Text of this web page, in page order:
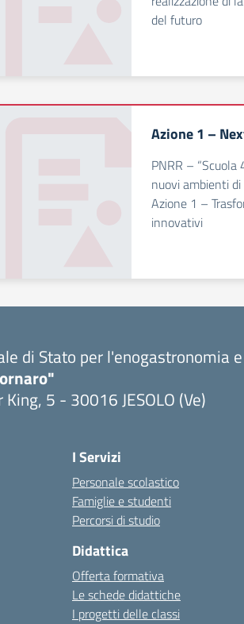
del futuro
Azione 1 –
PNRR –
nuovi ambienti
Azione 1 –
innovativi
di Stato per l'enogastronomia
5 - 30016 JESOLO (Ve)
I Servizi
Personale scolastico
Famiglie e studenti
Percorsi di studio
Didattica
Offerta formativa
Le schede didattiche
I progetti delle classi